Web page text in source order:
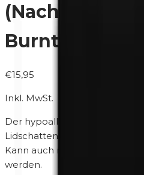
Burnt Red
€15,95
Inkl. MwSt.
Der hypoallergene
, parfüm-
Lidschatten für die
Kann auch nass für extra
werden.